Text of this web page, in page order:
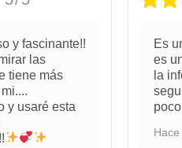
y fascinante!!
las
tiene más
y usaré esta
Es
es
la